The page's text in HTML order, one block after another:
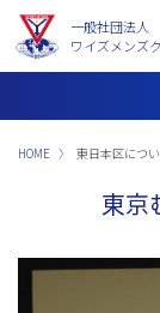
一般社団法人
ワイズメンズ
HOME 東日本区につ
東京